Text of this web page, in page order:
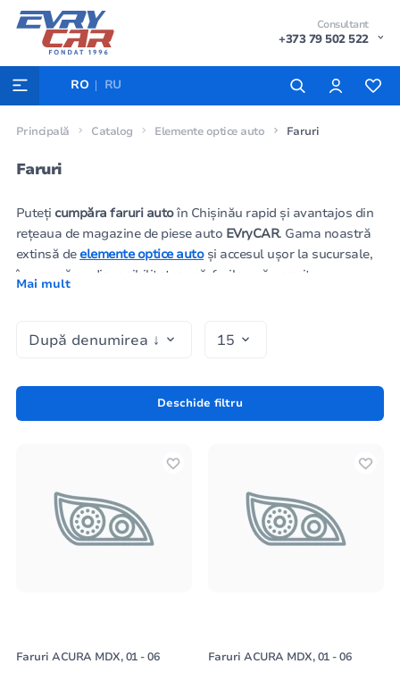
Consultant
+373 79 502 522
RO RU
Principală Catalog Elemente optice auto Faruri
Faruri
Puteți cumpăra faruri autoîn Chișinău rapid și avantajos din
rețeaua de magazine de piese auto EVryCAR. Gama noastră
extinsă de elemente optice autoși accesul ușor la sucursale,
împreună cu disponibilitatea mărfurilor, vă permit
unei deplasări sigure pe drum, asigurând vizibilitatea și
catalogul nostru, vă rugăm să contactați consultanții noștri
folosind orice formular de feedback de pe site-ul
înmatriculare al mașinii (acesta este un șir de 17 caractere)
Mai mult
Deschide filtru
Faruri ACURA MDX, 01 - 06 Faruri ACURA MDX, 01 - 06